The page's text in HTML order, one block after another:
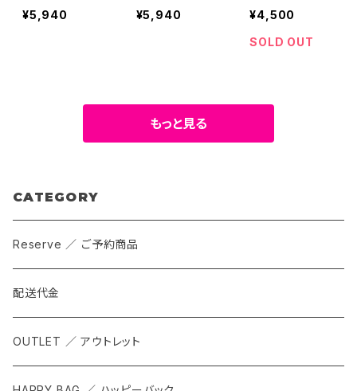
ッグ （ CFOS-01
¥5,940
ッグ （ CFOS-0
2 ）
¥5,940
h Your Back B
ar-End Mirror
）
¥4,500
SOLD OUT
もっと見る
CATEGORY
Reserve ／ ご予約商品
配送代金
OUTLET ／ アウトレット